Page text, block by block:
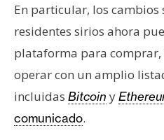
c
t
y
P
u
b
En particular, los
residentes sirios ahora
plataforma para
operar con un amplio
incluidas Bitcoin y
comunicado.